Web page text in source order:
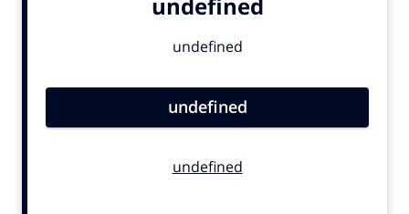
Artificial Intelligence